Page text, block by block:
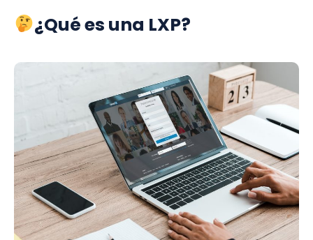
¿Qué es una LXP?